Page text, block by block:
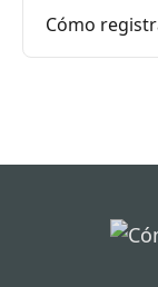
Cómo